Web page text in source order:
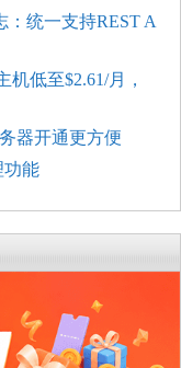
：统一支持REST A
机低至$2.61/月，
器开通更方便
功能